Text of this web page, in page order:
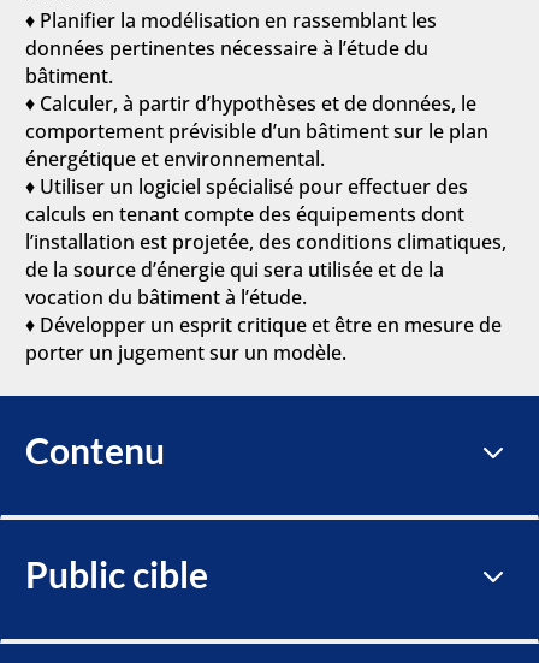
♦ Planifier la modélisation en rassemblant les
données pertinentes nécessaire à l’étude du
bâtiment.
♦ Calculer, à partir d’hypothèses et de données, le
comportement prévisible d’un bâtiment sur le plan
énergétique et environnemental.
♦ Utiliser un logiciel spécialisé pour effectuer des
calculs en tenant compte des équipements dont
l’installation est projetée, des conditions climatiques,
de la source d’énergie qui sera utilisée et de la
vocation du bâtiment à l’étude.
♦ Développer un esprit critique et être en mesure de
porter un jugement sur un modèle.
Contenu 3
Public cible 3